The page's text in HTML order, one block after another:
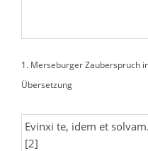
1. Merseburger Zauberspruch
Übersetzung
Evinxi te, idem et solvam.
[2]